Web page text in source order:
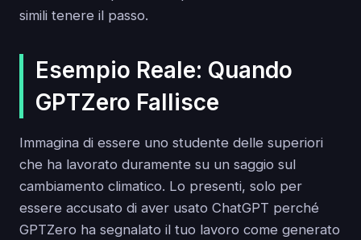
simili tenere il passo.
Esempio Reale: Quando
GPTZero Fallisce
Immagina di essere uno studente delle superiori
che ha lavorato duramente su un saggio sul
cambiamento climatico. Lo presenti, solo per
essere accusato di aver usato ChatGPT perché
GPTZero ha segnalato il tuo lavoro come generato